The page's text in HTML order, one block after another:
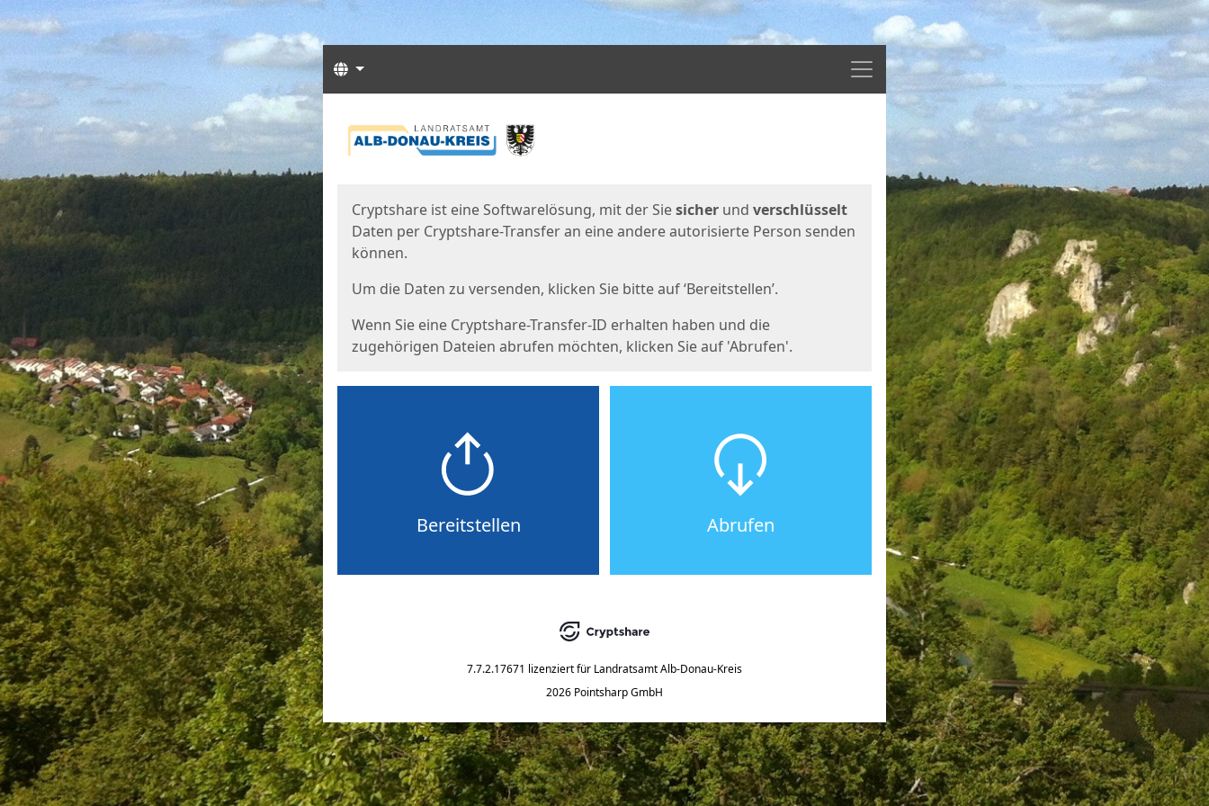
Menü
Sprachen
Cryptshare ist eine Softwarelösung, mit der Siesicher und verschlüsselt
Daten per Cryptshare-Transfer an eine andere autorisierte Person senden
können.
Um die Daten zu versenden, klicken Sie bitte auf ‘Bereitstellen’.
Wenn Sie eine Cryptshare-Transfer-ID erhalten haben und die
zugehörigen Dateien abrufen möchten, klicken Sie auf 'Abrufen'.
Bereitstellen Abrufen
7.7.2.17671 lizenziert für Landratsamt Alb-Donau-Kreis
2026 Pointsharp GmbH